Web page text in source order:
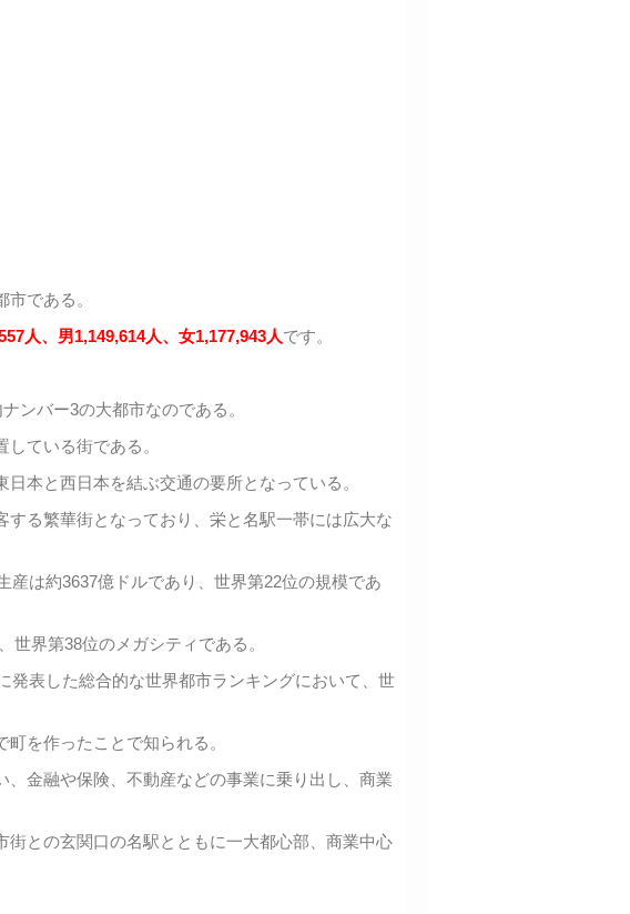
である。
人、男1,149,614人、女1,177,943人です。
ンバー3の大都市なのである。
ている街である。
本と西日本を結ぶ交通の要所となっている。
る繁華街となっており、栄と名駅一帯には広大な
産は約3637億ドルであり、世界第22位の規模であ
世界第38位のメガシティである。
発表した総合的な世界都市ランキングにおいて、世
を作ったことで知られる。
金融や保険、不動産などの事業に乗り出し、商業
との玄関口の名駅とともに一大都心部、商業中心